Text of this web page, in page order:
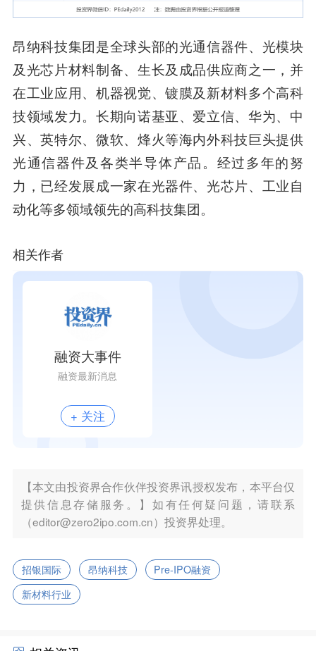
昂纳科技集团是全球头部的光通信器件、光模块
及光芯片材料制备、生长及成品供应商之一，并
在工业应用、机器视觉、镀膜及新材料多个高科
技领域发力。长期向诺基亚、爱立信、华为、中
兴、英特尔、微软、烽火等海内外科技巨头提供
光通信器件及各类半导体产品。经过多年的努
力，已经发展成一家在光器件、光芯片、工业自
动化等多领域领先的高科技集团。
相关作者
融资大事件
融资最新消息
+ 关注
【本文由投资界合作伙伴投资界讯授权发布，本平台仅
提供信息存储服务。】如有任何疑问题，请联系
（editor@zero2ipo.com.cn）投资界处理。
招银国际 昂纳科技
Pre-IPO融资
新材料行业